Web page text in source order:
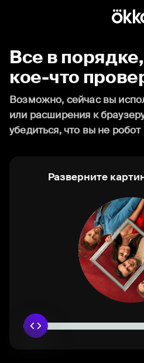
Все в
кое-что
Возможно, сейчас вы
или расширения к
убедиться, что вы не робот
Разверните